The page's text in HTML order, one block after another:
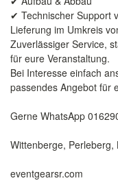
✔ Technischer Support
Lieferung im Umkreis
Zuverlässiger Service,
für eure Veranstaltung.
Bei Interesse einfach
passendes Angebot für
Gerne WhatsApp
Wittenberge, Perleberg,
eventgearsr.com